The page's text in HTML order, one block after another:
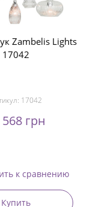
Zambelis Lights
17042
17042
568 грн
к сравнению
Купить